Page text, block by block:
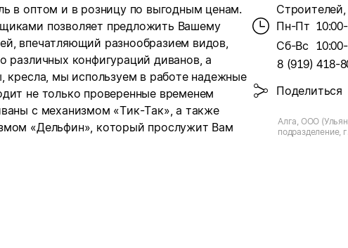
в оптом и в розницу по выгодным ценам.
позволяет предложить Вашему
впечатляющий разнообразием видов,
конфигураций диванов, а
мы используем в работе надежные
не только проверенные временем
с механизмом «Тик-Так», а также
«Дельфин», который прослужит Вам
Пн-Пт
Сб-Вс
8 (919) 418-
Поделиться
Алга, ООО
подразделение,